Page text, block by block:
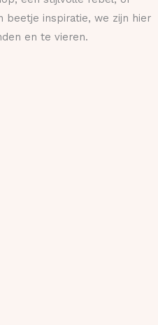
beetje inspiratie, we zijn hier
en te vieren.